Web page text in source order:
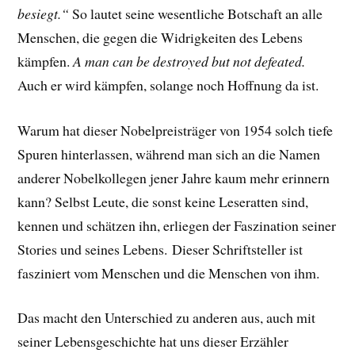
besiegt.“So lautet seine wesentliche Botschaft an alle
Menschen, die gegen die Widrigkeiten des Lebens
kämpfen. A man can be destroyed but not defeated.
Auch er wird kämpfen, solange noch Hoffnung da ist.
Warum hat dieser Nobelpreisträger von 1954 solch tiefe
Spuren hinterlassen, während man sich an die Namen
anderer Nobelkollegen jener Jahre kaum mehr erinnern
kann? Selbst Leute, die sonst keine Leseratten sind,
kennen und schätzen ihn, erliegen der Faszination seiner
Stories und seines Lebens. Dieser Schriftsteller ist
fasziniert vom Menschen und die Menschen von ihm.
Das macht den Unterschied zu anderen aus, auch mit
seiner Lebensgeschichte hat uns dieser Erzähler